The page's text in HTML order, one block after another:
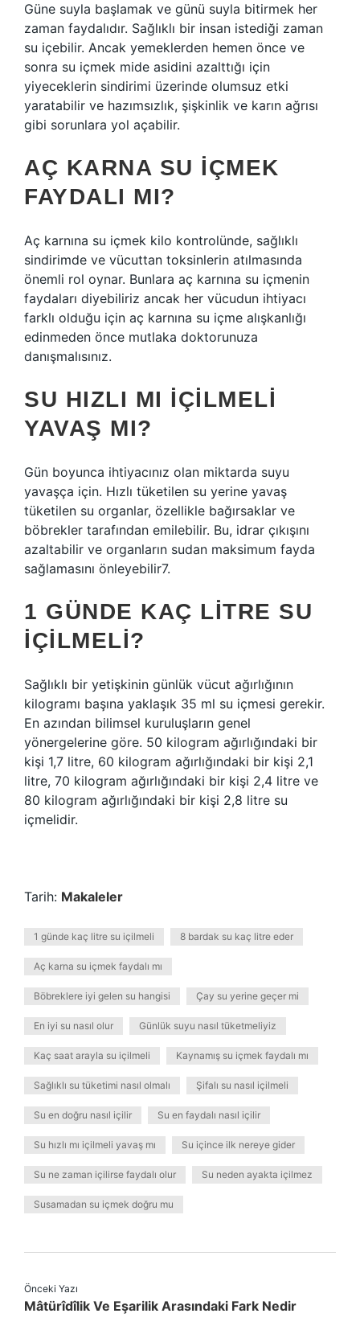
Güne suyla başlamak ve günü suyla bitirmek her
zaman faydalıdır. Sağlıklı bir insan istediği zaman
su içebilir. Ancak yemeklerden hemen önce ve
sonra su içmek mide asidini azalttığı için
yiyeceklerin sindirimi üzerinde olumsuz etki
yaratabilir ve hazımsızlık, şişkinlik ve karın ağrısı
gibi sorunlara yol açabilir.
AÇ KARNA SU IÇMEK
FAYDALI MI?
Aç karnına su içmek kilo kontrolünde, sağlıklı
sindirimde ve vücuttan toksinlerin atılmasında
önemli rol oynar. Bunlara aç karnına su içmenin
faydaları diyebiliriz ancak her vücudun ihtiyacı
farklı olduğu için aç karnına su içme alışkanlığı
edinmeden önce mutlaka doktorunuza
danışmalısınız.
SU HIZLI MI IÇILMELI
YAVAŞ MI?
Gün boyunca ihtiyacınız olan miktarda suyu
yavaşça için. Hızlı tüketilen su yerine yavaş
tüketilen su organlar, özellikle bağırsaklar ve
böbrekler tarafından emilebilir. Bu, idrar çıkışını
azaltabilir ve organların sudan maksimum fayda
sağlamasını önleyebilir7.
1 GÜNDE KAÇ LITRE SU
IÇILMELI?
Sağlıklı bir yetişkinin günlük vücut ağırlığının
kilogramı başına yaklaşık 35 ml su içmesi gerekir.
En azından bilimsel kuruluşların genel
yönergelerine göre. 50 kilogram ağırlığındaki bir
kişi 1,7 litre, 60 kilogram ağırlığındaki bir kişi 2,1
litre, 70 kilogram ağırlığındaki bir kişi 2,4 litre ve
80 kilogram ağırlığındaki bir kişi 2,8 litre su
içmelidir.
Tarih: Makaleler
1 günde kaç litre su içilmeli 8 bardak su kaç litre eder
Aç karna su içmek faydalı mı
Böbreklere iyi gelen su hangisi Çay su yerine geçer mi
En iyi su nasıl olur Günlük suyu nasıl tüketmeliyiz
Kaç saat arayla su içilmeli Kaynamış su içmek faydalı mı
Sağlıklı su tüketimi nasıl olmalı Şifalı su nasıl içilmeli
Su en doğru nasıl içilir Su en faydalı nasıl içilir
Su hızlı mı içilmeli yavaş mı Su içince ilk nereye gider
Su ne zaman içilirse faydalı olur Su neden ayakta içilmez
Susamadan su içmek doğru mu
Önceki Yazı
Mâtürîdîlik Ve Eşarilik Arasındaki Fark Nedir